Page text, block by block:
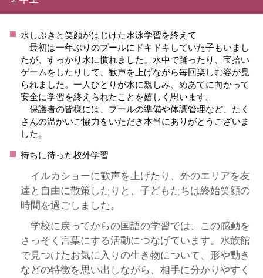
水しぶきと笑顔がはじけた水泳学習を終えて
最初は一年ぶりのプールにドキドキしていた子もいまし
たが、すっかり水に慣れました。水中で踊ったり、宝拾い
ゲームをしたりして、歓声を上げながら毎回楽しむ姿が見
られました。一人ひとりが水に親しみ、めあてに向かって
安全に学習を終えられたことを嬉しく思います。
保護者の皆様には、プールの準備や体調管理など、たく
さんの温かいご協力をいただき本当にありがとうございま
した。
待ちに待った校外学習
イルカショーに歓声を上げたり、外のエリアを友
達と自由に散策したりと、子どもたちは終始笑顔の
時間を過ごしました。
学校に戻ってからの国語の学習では、この感動を
さっそく言葉にする活動につなげています。水族館
で見つけたお気に入りの生き物について、形や動き
などの特徴を思い出しながら、相手に分かりやすく